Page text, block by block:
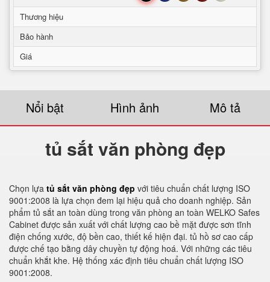
Thương hiệu
Bảo hành
Giá
Nổi bật Hình ảnh Mô tả
tủ sắt văn phòng đẹp
Chọn lựa tủ sắt văn phòng đẹp với tiêu chuẩn chất lượng ISO
9001:2008 là lựa chọn đem lại hiệu quả cho doanh nghiệp. Sản
phẩm tủ sắt an toàn dùng trong văn phòng an toàn WELKO Safes
Cabinet được sản xuất với chất lượng cao bề mặt được sơn tĩnh
điện chống xước, độ bền cao, thiết kế hiện đại. tủ hồ sơ cao cấp
được chế tạo bằng dây chuyền tự động hoá. Với những các tiêu
chuẩn khắt khe. Hệ thống xác định tiêu chuẩn chất lượng ISO
9001:2008.